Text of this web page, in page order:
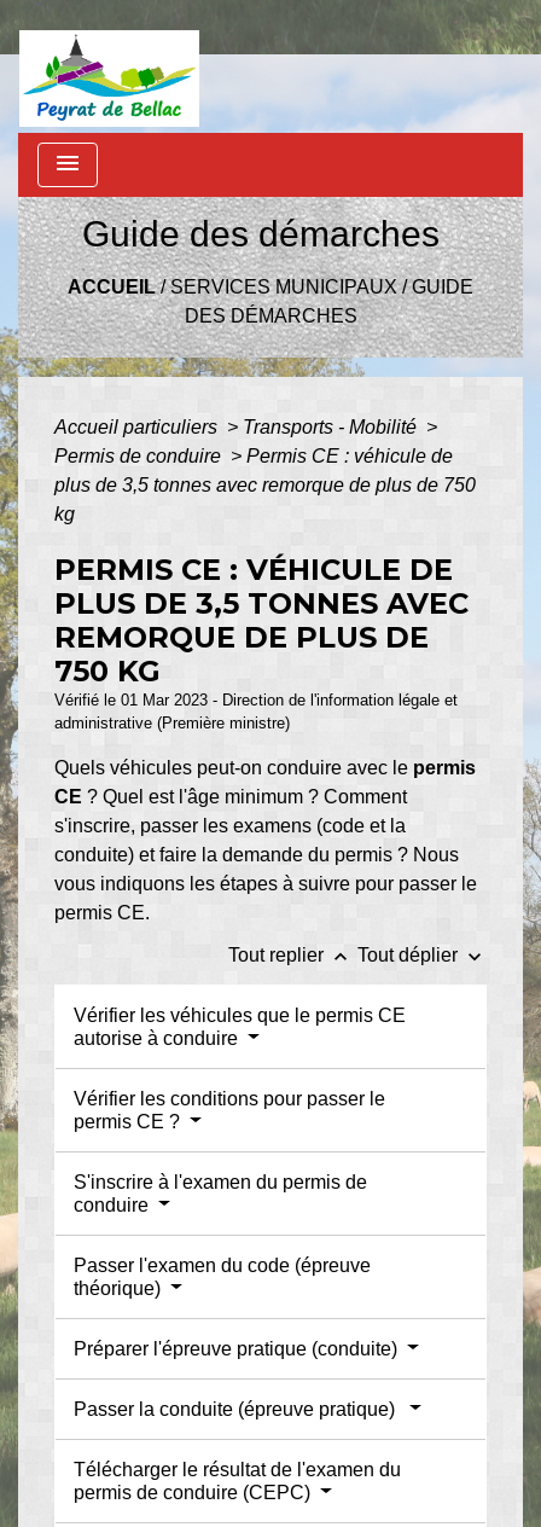
menu
Guide des démarches
ACCUEIL/SERVICES MUNICIPAUX/GUIDE
DES DÉMARCHES
Accueil particuliers > Transports - Mobilité >
Permis de conduire > Permis CE : véhicule de
plus de 3,5 tonnes avec remorque de plus de 750
kg
PERMIS CE : VÉHICULE DE
PLUS DE 3,5 TONNES AVEC
REMORQUE DE PLUS DE
750 KG
Vérifié le 01 Mar 2023 - Direction de l'information légale et
administrative (Première ministre)
Quels véhicules peut-on conduire avec le permis
CE ? Quel est l'âge minimum ? Comment
s'inscrire, passer les examens (code et la
conduite) et faire la demande du permis ? Nous
vous indiquons les étapes à suivre pour passer le
permis CE.
Tout replier keyboard_arrow_up Tout déplier keyboard_arrow_down
Vérifier les véhicules que le permis CE
autorise à conduire
Vérifier les conditions pour passer le
permis CE ?
S'inscrire à l'examen du permis de
conduire
Passer l'examen du code (épreuve
théorique)
Préparer l'épreuve pratique (conduite)
Passer la conduite (épreuve pratique)
Télécharger le résultat de l'examen du
permis de conduire (CEPC)